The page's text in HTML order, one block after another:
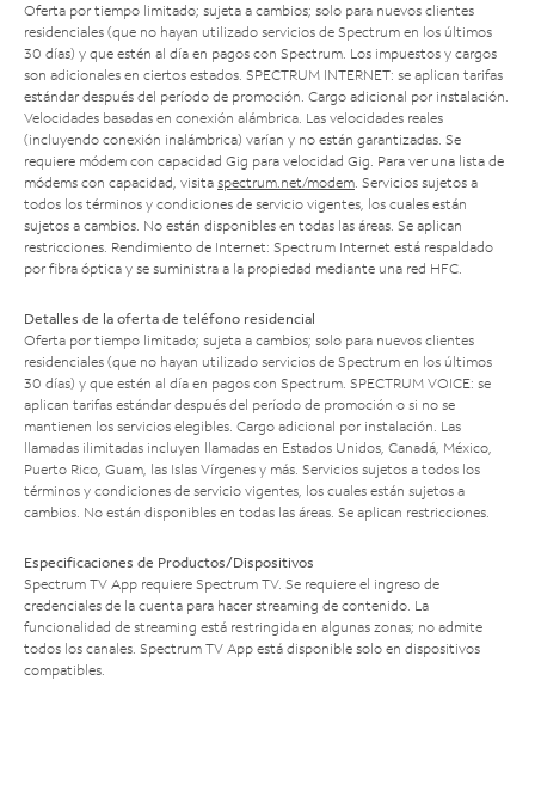
Oferta por tiempo limitado; sujeta a cambios; solo para nuevos clientes
residenciales (que no hayan utilizado servicios de Spectrum en los últimos
30 días) y que estén al día en pagos con Spectrum. Los impuestos y cargos
son adicionales en ciertos estados. SPECTRUM INTERNET: se aplican tarifas
estándar después del período de promoción. Cargo adicional por instalación.
Velocidades basadas en conexión alámbrica. Las velocidades reales
(incluyendo conexión inalámbrica) varían y no están garantizadas. Se
requiere módem con capacidad Gig para velocidad Gig. Para ver una lista de
módems con capacidad, visita spectrum.net/modem. Servicios sujetos a
todos los términos y condiciones de servicio vigentes, los cuales están
sujetos a cambios. No están disponibles en todas las áreas. Se aplican
restricciones. Rendimiento de Internet: Spectrum Internet está respaldado
por fibra óptica y se suministra a la propiedad mediante una red HFC.
Detalles de la oferta de teléfono residencial
Oferta por tiempo limitado; sujeta a cambios; solo para nuevos clientes
residenciales (que no hayan utilizado servicios de Spectrum en los últimos
30 días) y que estén al día en pagos con Spectrum. SPECTRUM VOICE: se
aplican tarifas estándar después del período de promoción o si no se
mantienen los servicios elegibles. Cargo adicional por instalación. Las
llamadas ilimitadas incluyen llamadas en Estados Unidos, Canadá, México,
Puerto Rico, Guam, las Islas Vírgenes y más. Servicios sujetos a todos los
términos y condiciones de servicio vigentes, los cuales están sujetos a
cambios. No están disponibles en todas las áreas. Se aplican restricciones.
Especificaciones de Productos/Dispositivos
Spectrum TV App requiere Spectrum TV. Se requiere el ingreso de
credenciales de la cuenta para hacer streaming de contenido. La
funcionalidad de streaming está restringida en algunas zonas; no admite
todos los canales. Spectrum TV App está disponible solo en dispositivos
compatibles.